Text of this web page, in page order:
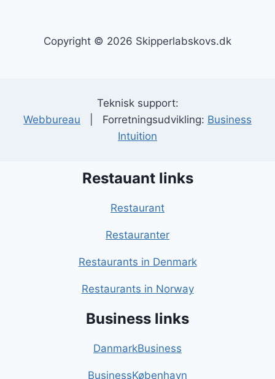
Copyright © 2026 Skipperlabskovs.dk
Teknisk support:
Webbureau | Forretningsudvikling: Business
Intuition
Restauant links
Restaurant
Restauranter
Restaurants in Denmark
Restaurants in Norway
Business links
DanmarkBusiness
BusinessKøbenhavn